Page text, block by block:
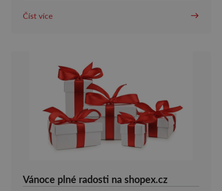
Číst více
Vánoce plné radosti na shopex.cz